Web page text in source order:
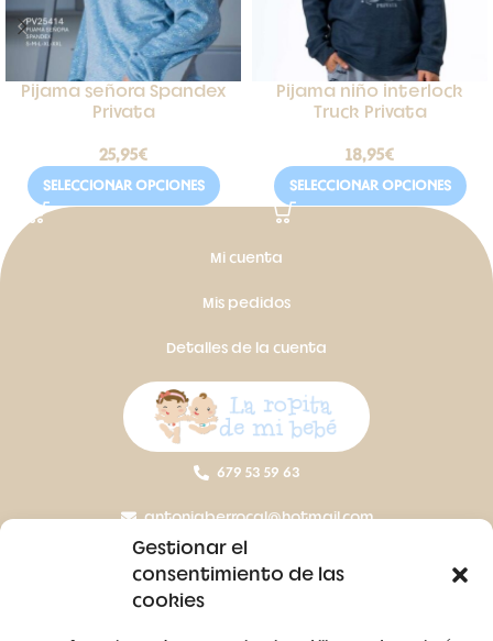
Gestionar el
consentimiento de las
cookies
Pijama señora Spandex
Privata
25,95€
SELECCIONAR OPCIONES
Pijama niño interlock
Truck Privata
18,95€
SELECCIONAR OPCIONES
Mi cuenta
Mis pedidos
Detalles de la cuenta
679 53 59 63
antoniaberrocal@hotmail.com
Ctra Badajoz-Villanueva del Fresno km 24,5